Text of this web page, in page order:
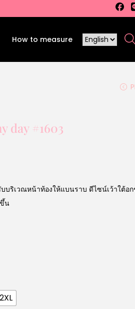
How to measure
day #1603
ริเวณหน้าท้องให้แบนราบ ดีไซน์เว้าใต้อ
น
2XL